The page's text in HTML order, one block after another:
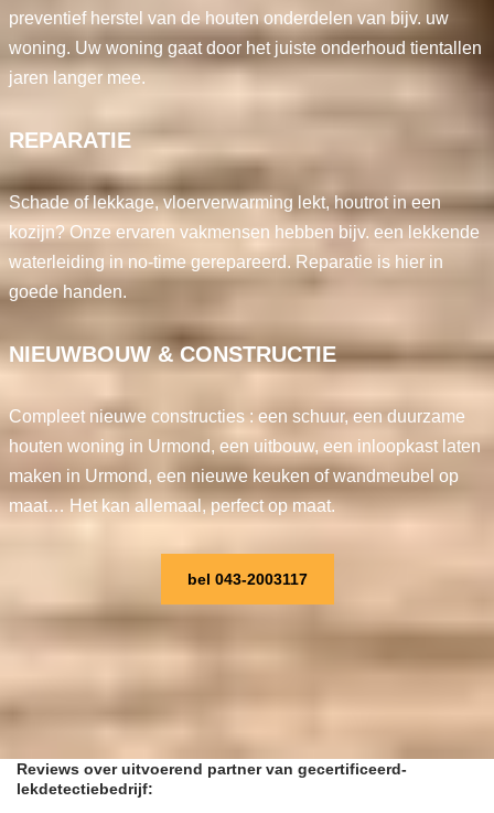
preventief herstel van de houten onderdelen van bijv. uw
woning. Uw woning gaat door het juiste onderhoud tientallen
jaren langer mee.
REPARATIE
Schade of lekkage, vloerverwarming lekt, houtrot in een
kozijn? Onze ervaren vakmensen hebben bijv. een lekkende
waterleiding in no-time gerepareerd. Reparatie is hier in
goede handen.
NIEUWBOUW & CONSTRUCTIE
Compleet nieuwe constructies : een schuur, een duurzame
houten woning in Urmond, een uitbouw, een inloopkast laten
maken in Urmond, een nieuwe keuken of wandmeubel op
maat… Het kan allemaal, perfect op maat.
bel 043-2003117
Reviews over uitvoerend partner van gecertificeerd-
lekdetectiebedrijf: